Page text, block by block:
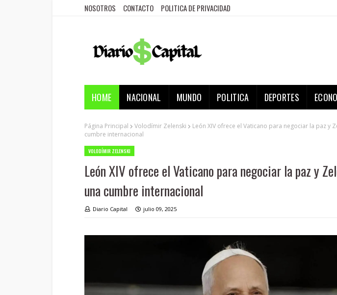
NOSOTROS CONTACTO POLITICA DE PRIVACIDAD
HOME NACIONAL MUNDO POLITICA DEPORTES
Página Principal Volodímir Zelenski
León XIV ofrece el Vaticano para negociar la paz y
cumbre internacional
VOLODÍMIR ZELENSKI
León XIV ofrece el Vaticano para negociar la paz y
una cumbre internacional
Diario Capital julio 09, 2025